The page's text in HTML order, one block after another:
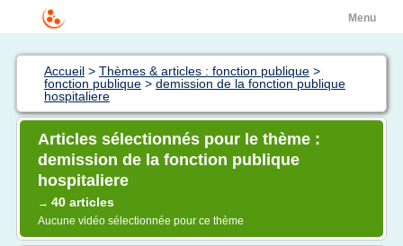
Menu
Accueil > Thèmes & articles : fonction publique >
fonction publique > demission de la fonction publique
hospitaliere
Articles sélectionnés pour le thème :
demission de la fonction publique
hospitaliere
→ 40 articles
Aucune vidéo sélectionnée pour ce thème